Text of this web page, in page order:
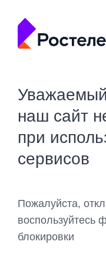
наш сайт
при
сервисов
Пожалуйста,
воспользуйтесь
блокировки